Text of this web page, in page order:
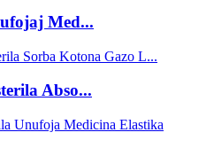
Med...
Abso...